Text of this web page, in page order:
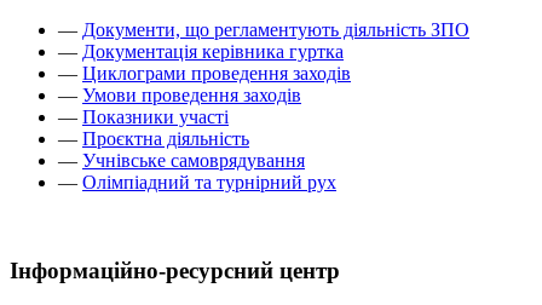
— Документи, що регламентують діяльність ЗПО
— Документація керівника гуртка
— Циклограми проведення заходів
— Умови проведення заходів
— Показники участі
— Проєктна діяльність
— Учнівське самоврядування
— Олімпіадний та турнірний рух
Інформаційно-ресурсний центр